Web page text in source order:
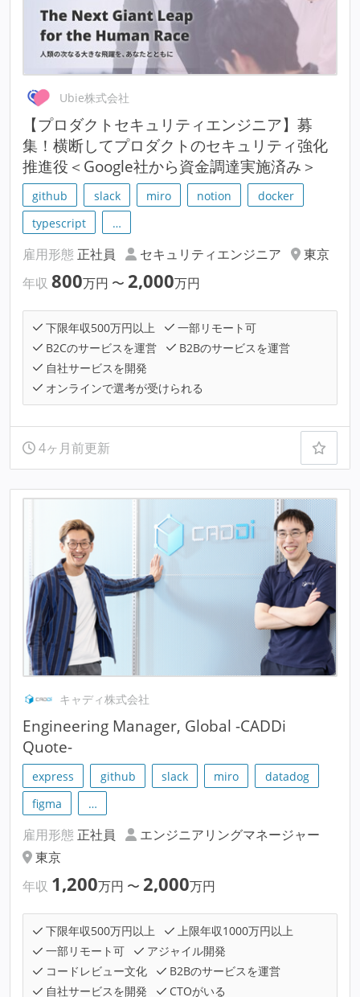
Ubie株式会社
【プロダクトセキュリティエンジニア】募
集！横断してプロダクトのセキュリティ強化
推進役＜Google社から資金調達実施済み＞
github slack miro notion
docker
typescript
…
雇用形態 正社員 セキュリティエンジニア
東京
年収 800万円 〜 2,000万円
下限年収500万円以上
一部リモート可
B2Cのサービスを運営
B2Bのサービスを運営
自社サービスを開発
オンラインで選考が受けられる
4ヶ月前更新
キャディ株式会社
Engineering Manager, Global -CADDi
Quote-
express github slack miro
datadog
figma
…
雇用形態 正社員
エンジニアリングマネージャー
東京
年収 1,200万円 〜 2,000万円
下限年収500万円以上
上限年収1000万円以上
一部リモート可
アジャイル開発
コードレビュー文化
B2Bのサービスを運営
自社サービスを開発
CTOがいる